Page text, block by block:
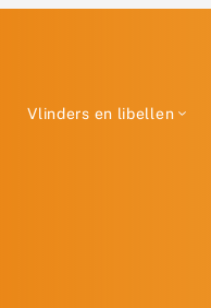
Vlinders en libellen